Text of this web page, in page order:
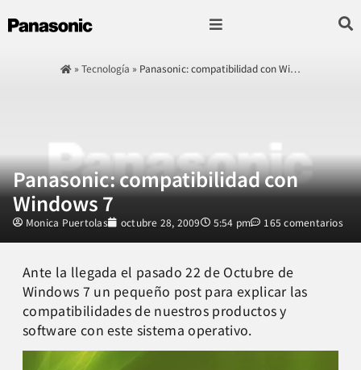
»Tecnología » Panasonic: compatibilidad con Wi…
Panasonic: compatibilidad con
Windows 7
Monica Puertolas octubre 28, 2009 5:54 pm 165 comentarios
Ante la llegada el pasado 22 de Octubre de
Windows 7 un pequeño post para explicar las
compatibilidades de nuestros productos y
software con este sistema operativo.